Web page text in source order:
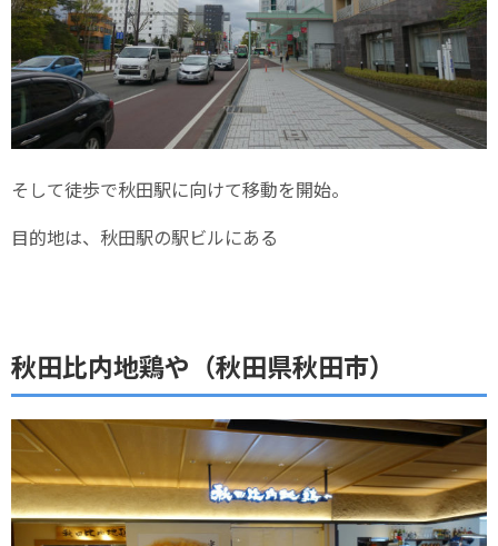
そして徒歩で秋田駅に向けて移動を開始。
目的地は、秋田駅の駅ビルにある
秋田比内地鶏や（秋田県秋田市）